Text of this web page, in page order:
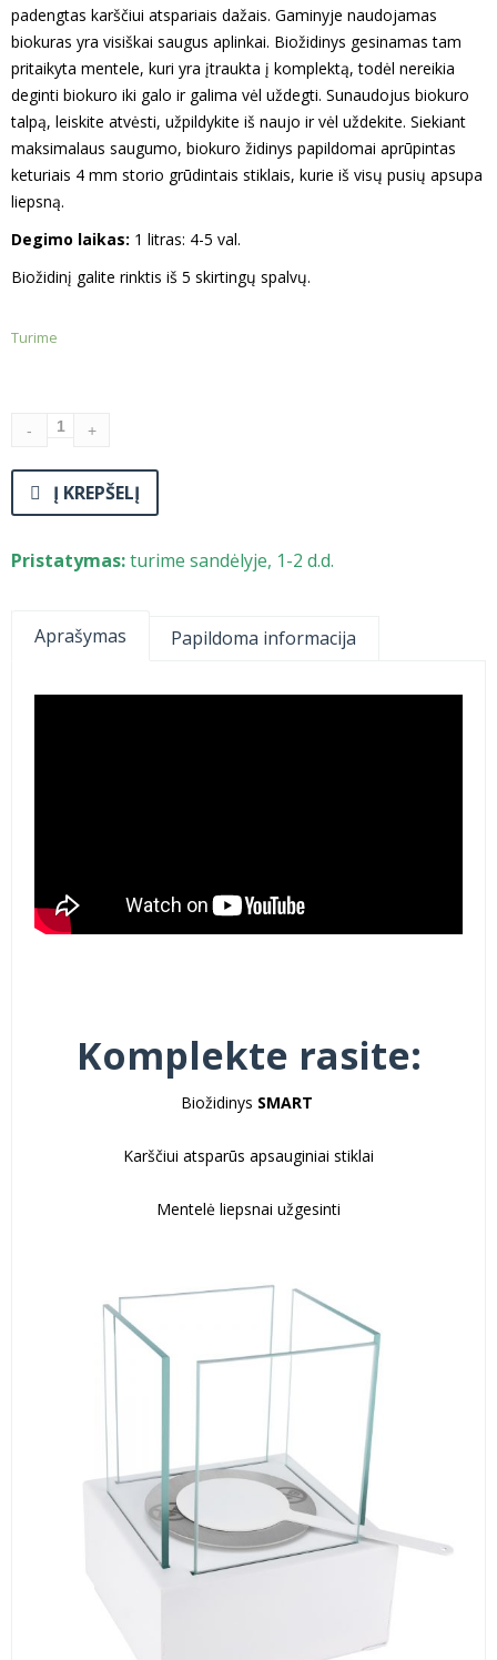
padengtas karščiui atspariais dažais. Gaminyje naudojamas
biokuras yra visiškai saugus aplinkai. Biožidinys gesinamas tam
pritaikyta mentele, kuri yra įtraukta į komplektą, todėl nereikia
deginti biokuro iki galo ir galima vėl uždegti. Sunaudojus biokuro
talpą, leiskite atvėsti, užpildykite iš naujo ir vėl uždekite. Siekiant
maksimalaus saugumo, biokuro židinys papildomai aprūpintas
keturiais 4 mm storio grūdintais stiklais, kurie iš visų pusių apsupa
liepsną.
Degimo laikas: 1 litras: 4-5 val.
Biožidinį galite rinktis iš 5 skirtingų spalvų.
Turime
Į KREPŠELĮ
Pristatymas:turime sandėlyje, 1-2 d.d.
Aprašymas Papildoma informacija
Komplekte rasite:
Biožidinys SMART
Karščiui atsparūs apsauginiai stiklai
Mentelė liepsnai užgesinti